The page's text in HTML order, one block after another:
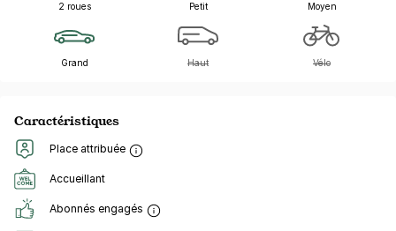
2 roues Petit Moyen
Grand Haut Vélo
Caractéristiques
Place attribuée
Accueillant
Abonnés engagés